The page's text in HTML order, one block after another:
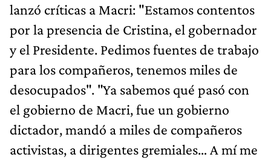
lanzó críticas a Macri: "Estamos contentos
por la presencia de Cristina, el gobernador
y el Presidente. Pedimos fuentes de trabajo
para los compañeros, tenemos miles de
desocupados". "Ya sabemos qué pasó con
el gobierno de Macri, fue un gobierno
dictador, mandó a miles de compañeros
activistas, a dirigentes gremiales… A mí me